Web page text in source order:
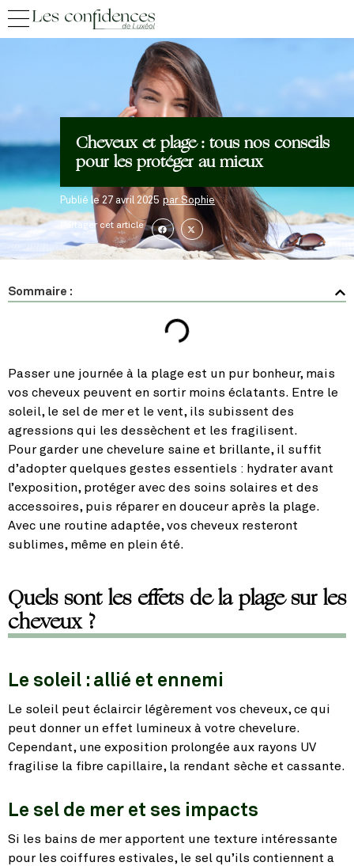
Cheveux et plage : tous nos conseils
pour les protéger au mieux
Publié le27 avril 2025 par Sophie
Partager cet article
Sommaire :
Passer une journée à la plage est un pur bonheur, mais
vos cheveux peuvent en sortir moins éclatants. Entre le
soleil, le sel de mer et le vent, ils subissent des
agressions qui les dessèchent et les fragilisent.
Pour garder une chevelure saine et brillante, il suffit
d’adopter quelques gestes essentiels : hydrater avant
l’exposition, protéger avec des soins solaires et des
accessoires, puis réparer en douceur après la plage.
Avec une routine adaptée, vos cheveux resteront
sublimes, même en plein été.
Quels sont les effets de la plage sur les
cheveux ?
Le soleil : allié et ennemi
Le soleil peut éclaircir légèrement vos cheveux, ce qui
peut donner un effet lumineux à votre chevelure.
Cependant, une exposition prolongée aux rayons UV
fragilise la fibre capillaire, la rendant sèche et cassante.
Le sel de mer et ses impacts
Si les bains de mer apportent une texture intéressante
pour les coiffures estivales, le sel qu’ils contiennent a